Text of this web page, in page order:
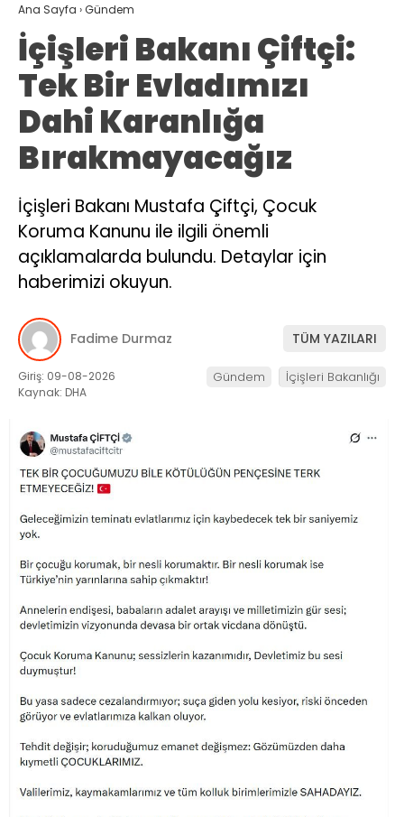
Ana Sayfa ›Gündem
İçişleri Bakanı Çiftçi:
Tek Bir Evladımızı
Dahi Karanlığa
Bırakmayacağız
İçişleri Bakanı Mustafa Çiftçi, Çocuk
Koruma Kanunu ile ilgili önemli
açıklamalarda bulundu. Detaylar için
haberimizi okuyun.
Fadime Durmaz TÜM YAZILARI
Giriş: 09-08-2026
Kaynak: DHA
Gündem İçişleri Bakanlığı